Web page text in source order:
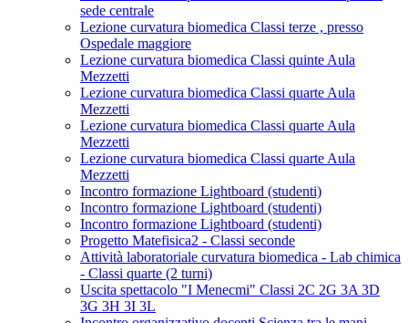
sede centrale
Lezione curvatura biomedica Classi terze , presso
Ospedale maggiore
Lezione curvatura biomedica Classi quinte Aula
Mezzetti
Lezione curvatura biomedica Classi quarte Aula
Mezzetti
Lezione curvatura biomedica Classi quarte Aula
Mezzetti
Lezione curvatura biomedica Classi quarte Aula
Mezzetti
Incontro formazione Lightboard (studenti)
Incontro formazione Lightboard (studenti)
Incontro formazione Lightboard (studenti)
Progetto Matefisica2 - Classi seconde
Attività laboratoriale curvatura biomedica - Lab chimica
- Classi quarte (2 turni)
Uscita spettacolo "I Menecmi" Classi 2C 2G 3A 3D
3G 3H 3I 3L